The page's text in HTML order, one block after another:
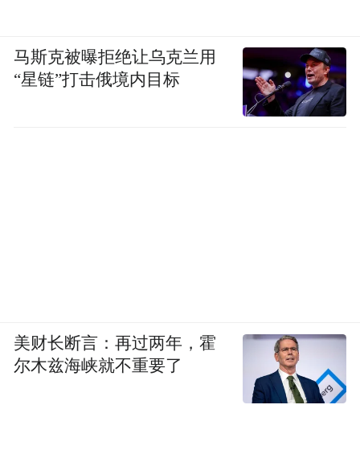
马斯克被曝拒绝让乌克兰用
“星链”打击俄境内目标
美财长断言：再过两年，霍
尔木兹海峡就不重要了